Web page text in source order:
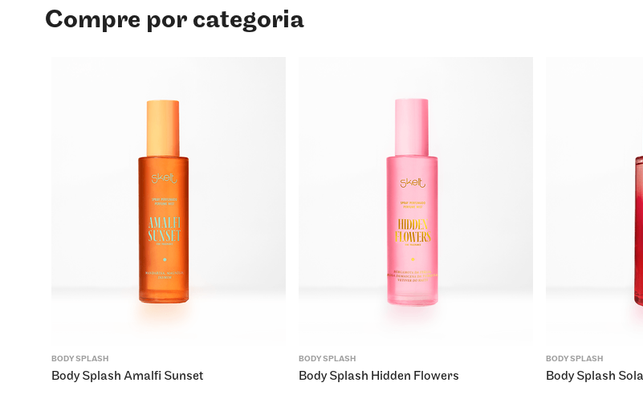
Compre por categoria
BODY SPLASH
Body Splash Amalfi Sunset
BODY SPLASH
Body Splash Hidden Flowers
BODY SPLASH
Body Splash